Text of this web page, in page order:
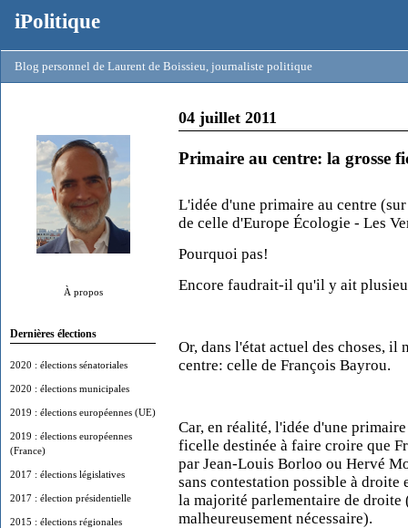
iPolitique
Blog personnel de Laurent de Boissieu, journaliste politique
À propos
Dernières élections
2020 : élections sénatoriales
2020 : élections municipales
2019 : élections européennes (UE)
2019 : élections européennes
(France)
2017 : élections législatives
2017 : élection présidentielle
2015 : élections régionales
04 juillet 2011
Primaire au centre: la grosse
L'idée d'une primaire au centre
de celle d'Europe Écologie - Les
Pourquoi pas!
Encore faudrait-il qu'il y ait
Or, dans l'état actuel des choses, il
centre: celle de François Bayrou.
Car, en réalité, l'idée d'une
ficelle destinée à faire croire que
par Jean-Louis Borloo ou Hervé
sans contestation possible à droite
la majorité parlementaire de droite
malheureusement nécessaire).